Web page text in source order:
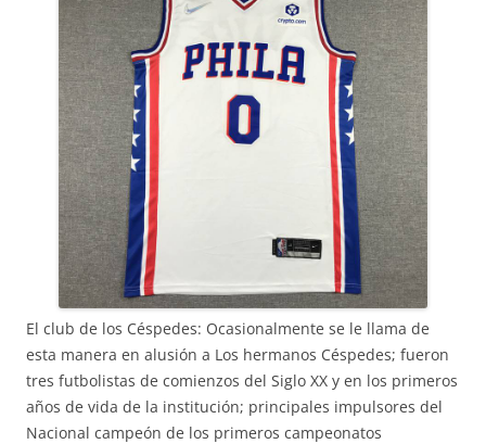
El club de los Céspedes: Ocasionalmente se le llama de
esta manera en alusión a Los hermanos Céspedes; fueron
tres futbolistas de comienzos del Siglo XX y en los primeros
años de vida de la institución; principales impulsores del
Nacional campeón de los primeros campeonatos